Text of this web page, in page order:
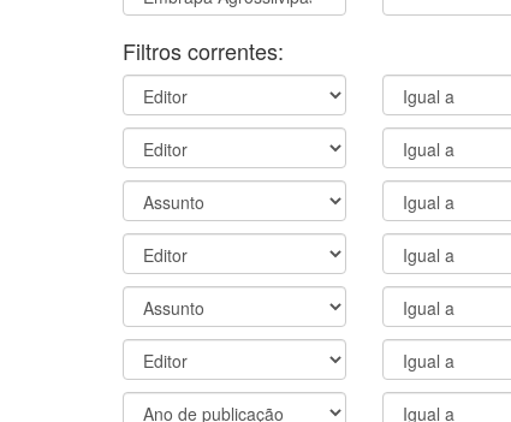
Filtros correntes: